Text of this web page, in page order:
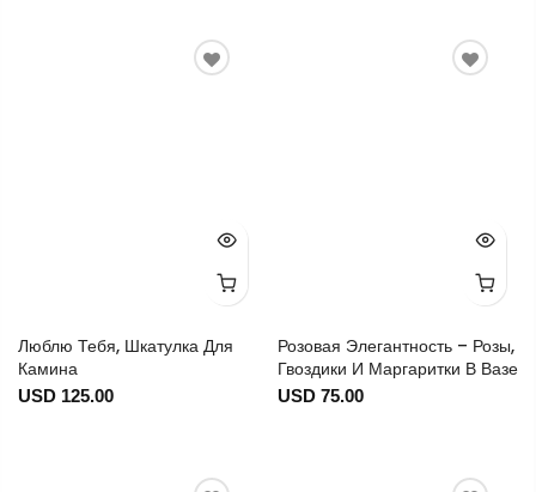
Люблю Тебя, Шкатулка Для
Камина
USD 125.00
Розовая Элегантность – Розы,
Гвоздики И Маргаритки В Вазе
USD 75.00